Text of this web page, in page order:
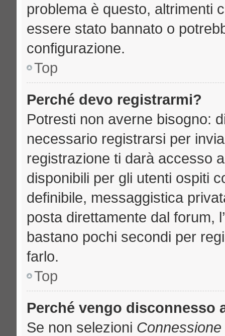
problema è questo, altrimenti
essere stato bannato o
configurazione.
Top
Perché devo registrarmi?
Potresti non averne bisogno:
necessario registrarsi per
registrazione ti darà accesso
disponibili per gli utenti ospiti
definibile, messaggistica
posta direttamente dal forum,
bastano pochi secondi per
farlo.
Top
Perché vengo disconnesso
Se non selezioni